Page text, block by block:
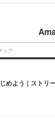
めよう | ストリ
ェア